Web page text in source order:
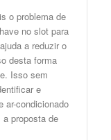
o problema de
no slot para
a reduzir o
desta forma
Isso sem
e
ar-condicionado
proposta de